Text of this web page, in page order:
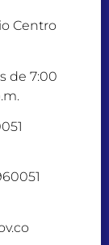
Centro
de 7:00